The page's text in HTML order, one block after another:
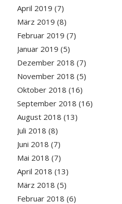
April 2019 (7)
März 2019 (8)
Februar 2019 (7)
Januar 2019 (5)
Dezember 2018 (7)
November 2018 (5)
Oktober 2018 (16)
September 2018 (16)
August 2018 (13)
Juli 2018 (8)
Juni 2018 (7)
Mai 2018 (7)
April 2018 (13)
März 2018 (5)
Februar 2018 (6)